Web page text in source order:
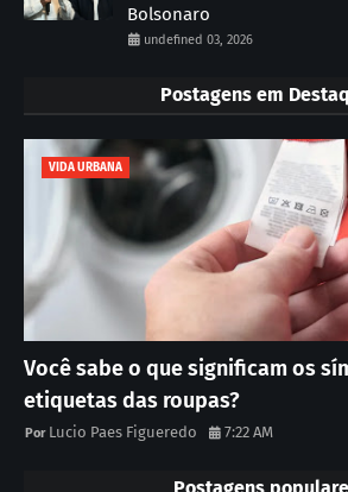
Bolsonaro
undefined 03, 2026
Postagens em
VIDA URBANA
Você sabe o que significam os
etiquetas das roupas?
Lucio Paes Figueredo 7:22 AM